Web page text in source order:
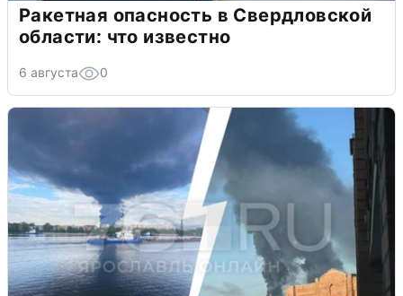
Ракетная опасность в Свердловской
области: что известно
6 августа 0